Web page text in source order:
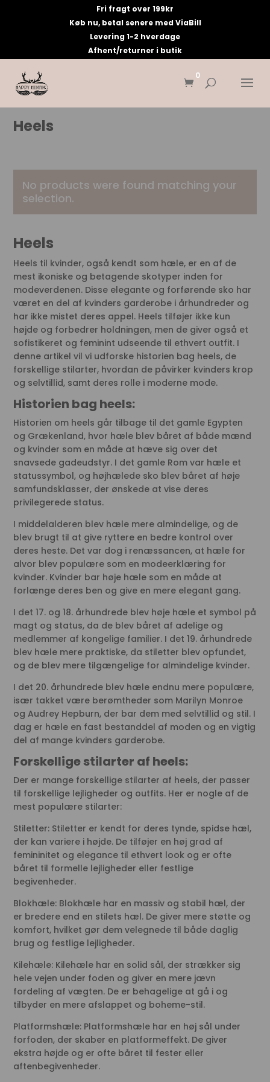
Fri fragt over 199kr
Køb nu, betal senere med ViaBill
Levering 1-2 hverdage
Afhent/returner i butik
0
Heels
No products were found matching your
selection.
Heels
Heels til kvinder, også kendt som hæle, er en af de
mest ikoniske og betagende skotyper inden for
modeverdenen. Disse elegante og forførende sko har
været en del af kvinders garderobe i århundreder og
har ikke mistet deres appel. Heels tilføjer ikke kun
højde og forbedrer holdningen, men de giver også et
sofistikeret og feminint udseende til ethvert outfit. I
denne artikel vil vi udforske historien bag heels, de
forskellige stilarter, hvordan de påvirker kvinders krop
og selvtillid, samt deres rolle i moderne mode.
Historien bag heels:
Historien om heels går tilbage til det gamle Egypten
og Grækenland, hvor hæle blev båret af både mænd
og kvinder som en måde at hæve sig over det
snavsede gadeudstyr. I det gamle Rom var hæle et
statussymbol, og højhælede sko blev båret af høje
samfundsklasser, der ønskede at vise deres
privilegerede status.
I middelalderen blev hæle mere almindelige, og de
blev brugt til at give ryttere en bedre kontrol over
deres heste. Det var dog i renæssancen, at hæle for
alvor blev populære som en modeerklæring for
kvinder. Kvinder bar høje hæle som en måde at
forlænge deres ben og give en mere elegant gang.
I det 17. og 18. århundrede blev høje hæle et symbol på
magt og status, da de blev båret af adelige og
medlemmer af kongelige familier. I det 19. århundrede
blev hæle mere praktiske, da stiletter blev opfundet,
og de blev mere tilgængelige for almindelige kvinder.
I det 20. århundrede blev hæle endnu mere populære,
især takket være berømtheder som Marilyn Monroe
og Audrey Hepburn, der bar dem med selvtillid og stil. I
dag er hæle en fast bestanddel af moden og en vigtig
del af mange kvinders garderobe.
Forskellige stilarter af heels:
Der er mange forskellige stilarter af heels, der passer
til forskellige lejligheder og outfits. Her er nogle af de
mest populære stilarter:
Stiletter: Stiletter er kendt for deres tynde, spidse hæl,
der kan variere i højde. De tilføjer en høj grad af
femininitet og elegance til ethvert look og er ofte
båret til formelle lejligheder eller festlige
begivenheder.
Blokhæle: Blokhæle har en massiv og stabil hæl, der
er bredere end en stilets hæl. De giver mere støtte og
komfort, hvilket gør dem velegnede til både daglig
brug og festlige lejligheder.
Kilehæle: Kilehæle har en solid sål, der strækker sig
hele vejen under foden og giver en mere jævn
fordeling af vægten. De er behagelige at gå i og
tilbyder en mere afslappet og boheme-stil.
Platformshæle: Platformshæle har en høj sål under
forfoden, der skaber en platformeffekt. De giver
ekstra højde og er ofte båret til fester eller
aftenbegivenheder.